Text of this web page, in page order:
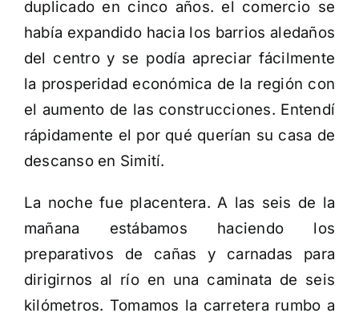
duplicado en cinco años. el comercio se
había expandido hacia los barrios aledaños
del centro y se podía apreciar fácilmente
la prosperidad económica de la región con
el aumento de las construcciones. Entendí
rápidamente el por qué querían su casa de
descanso en Simití.
La noche fue placentera. A las seis de la
mañana estábamos haciendo los
preparativos de cañas y carnadas para
dirigirnos al río en una caminata de seis
kilómetros. Tomamos la carretera rumbo a